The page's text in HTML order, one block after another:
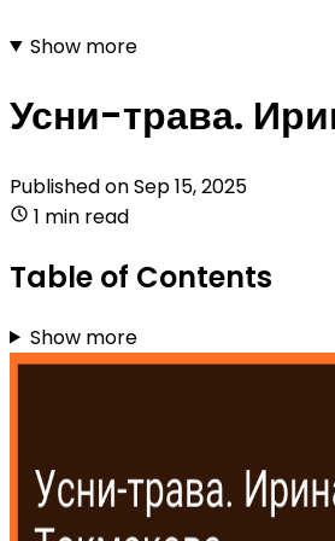
Show more
Усни-трава.
Published onSep 15, 2025
1 min read
Table of Contents
Show more